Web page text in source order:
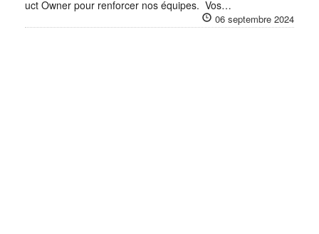
uct Owner pour renforcer nos équipes. Vos…
06 septembre 2024